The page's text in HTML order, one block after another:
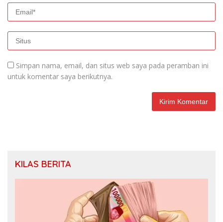
Simpan nama, email, dan situs web saya pada peramban ini
untuk komentar saya berikutnya.
KILAS BERITA